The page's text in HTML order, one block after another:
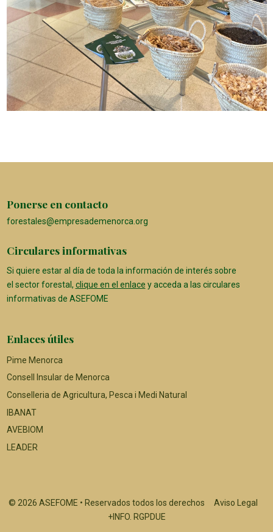
Ponerse en contacto
forestales@empresademenorca.org
Circulares informativas
Si quiere estar al día de toda la información de interés sobre
el sector forestal, clique en el enlace y acceda a las circulares
informativas de ASEFOME
Enlaces útiles
Pime Menorca
Consell Insular de Menorca
Conselleria de Agricultura, Pesca i Medi Natural
IBANAT
AVEBIOM
LEADER
© 2026 ASEFOME • Reservados todos los derechos Aviso Legal
+INFO. RGPDUE